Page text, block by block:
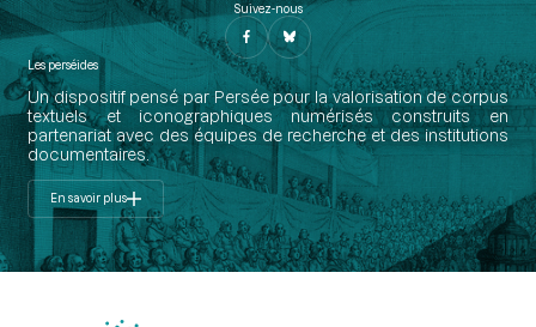
Suivez-nous
Les perséides
Un dispositif pensé par Persée pour la valorisation de corpus
textuels et iconographiques numérisés construits en
partenariat avec des équipes de recherche et des institutions
documentaires.
En savoir plus